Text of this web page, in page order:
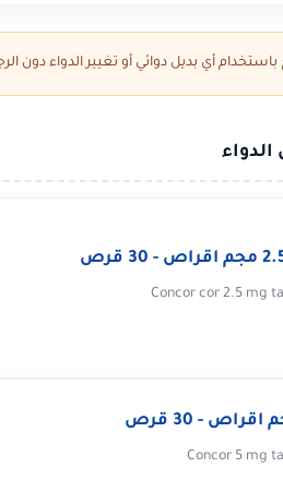
أي بديل دوائي أو تغيير الدواء دون
Concor cor 2.5 mg
Concor 5 mg